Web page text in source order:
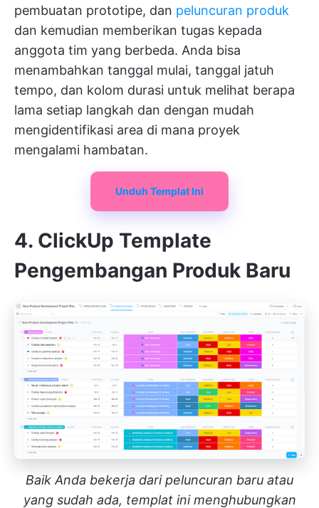
pembuatan prototipe, dan peluncuran produk
dan kemudian memberikan tugas kepada
anggota tim yang berbeda. Anda bisa
menambahkan tanggal mulai, tanggal jatuh
tempo, dan kolom durasi untuk melihat berapa
lama setiap langkah dan dengan mudah
mengidentifikasi area di mana proyek
mengalami hambatan.
Unduh Templat Ini
4. ClickUp Template
Pengembangan Produk Baru
Baik Anda bekerja dari peluncuran baru atau
yang sudah ada, templat ini menghubungkan